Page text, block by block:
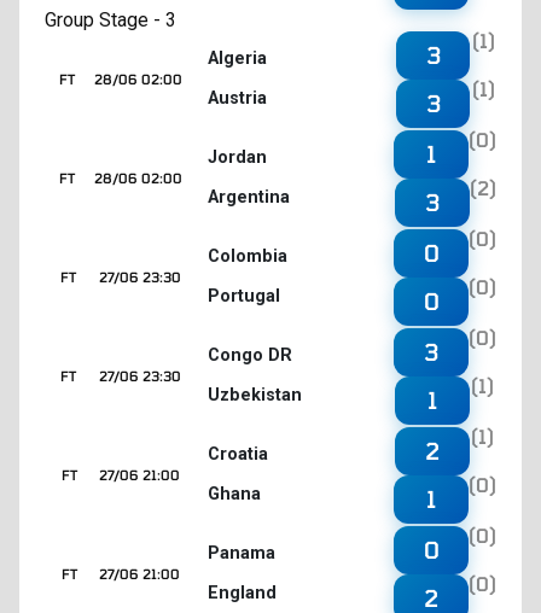
Group Stage - 3
28/06 02:00
FT
Algeria
Austria
3
(1)
3
(1)
28/06 02:00
FT
Jordan
Argentina
1
(0)
3
(2)
27/06 23:30
FT
Colombia
Portugal
0
(0)
0
(0)
27/06 23:30
FT
Congo DR
Uzbekistan
3
(0)
1
(1)
27/06 21:00
FT
Croatia
Ghana
2
(1)
1
(0)
27/06 21:00
FT
Panama
England
0
(0)
2
(0)